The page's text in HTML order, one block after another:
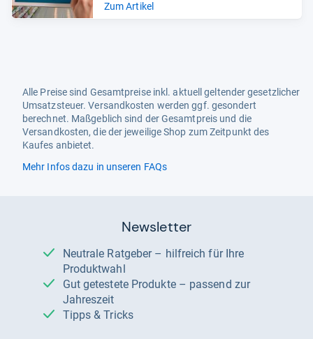
Zum Artikel
Alle Preise sind Gesamtpreise inkl. aktuell geltender gesetzlicher
Umsatzsteuer. Versandkosten werden ggf. gesondert
berechnet. Maßgeblich sind der Gesamtpreis und die
Versandkosten, die der jeweilige Shop zum Zeitpunkt des
Kaufes anbietet.
Mehr Infos dazu in unseren FAQs
Newsletter
Neutrale Ratgeber – hilfreich für Ihre
Produktwahl
Gut getestete Produkte – passend zur
Jahreszeit
Tipps & Tricks